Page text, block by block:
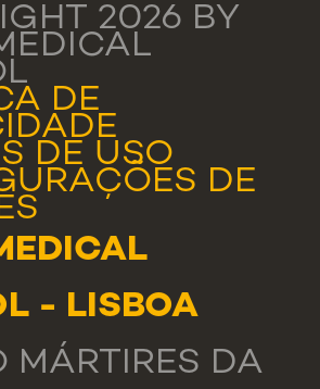
2026 BY
DE
DE USO
DE
- LISBOA
MÁRTIRES DA